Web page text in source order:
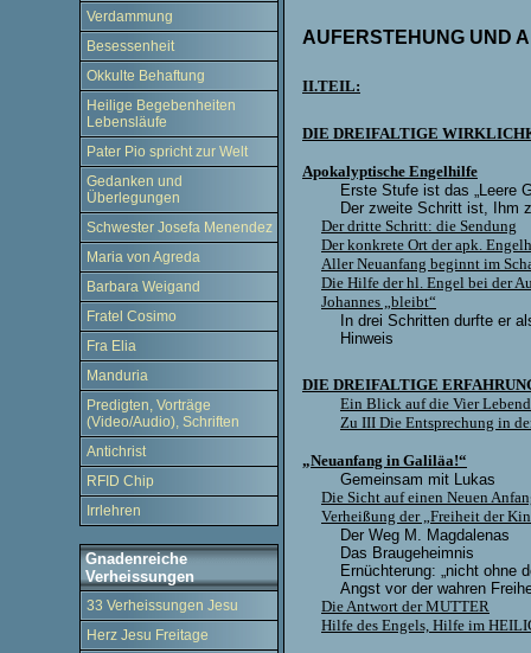
Verdammung
Besessenheit
Okkulte Behaftung
Heilige Begebenheiten
Lebensläufe
Pater Pio spricht zur Welt
Gedanken und
Überlegungen
Schwester Josefa Menendez
Maria von Agreda
Barbara Weigand
Fratel Cosimo
Fra Elia
Manduria
Predigten, Vorträge
(Video/Audio), Schriften
Antichrist
RFID Chip
Irrlehren
Gnadenreiche
Verheissungen
33 Verheissungen Jesu
Herz Jesu Freitage
AUFERSTEHUNG UND
II.TEIL:
DIE DREIFALTIGE
Apokalyptische Engelhilfe
Erste Stufe ist das „Leere
Der zweite Schritt ist, Ihm
Der dritte Schritt: die Sendung
Der konkrete Ort der apk.
Aller Neuanfang beginnt im
Die Hilfe der hl. Engel bei der
Johannes „bleibt“
In drei Schritten durfte er
Hinweis
DIE DREIFALTIGE
Ein Blick auf die Vier
Zu III Die Entsprechung in
„Neuanfang in Galiläa!“
Gemeinsam mit Lukas
Die Sicht auf einen Neuen
Verheißung der „Freiheit der
Der Weg M. Magdalenas
Das Braugeheimnis
Ernüchterung: „nicht ohne
Angst vor der wahren
Die Antwort der MUTTER
Hilfe des Engels, Hilfe im